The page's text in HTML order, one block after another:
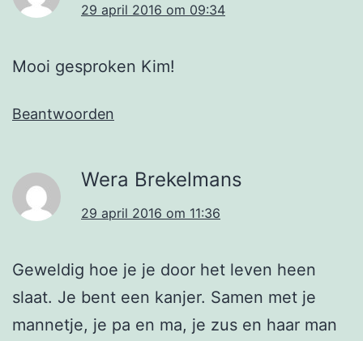
29 april 2016 om 09:34
Mooi gesproken Kim!
Beantwoorden
Wera Brekelmans
29 april 2016 om 11:36
Geweldig hoe je je door het leven heen
slaat. Je bent een kanjer. Samen met je
mannetje, je pa en ma, je zus en haar man